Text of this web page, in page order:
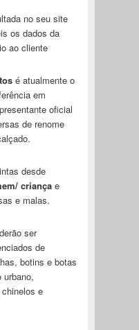
no seu site
os dados da
ao cliente
é atualmente o
em
oficial
de renome
desde
criançae
e malas.
ser
de
botins e botas
e